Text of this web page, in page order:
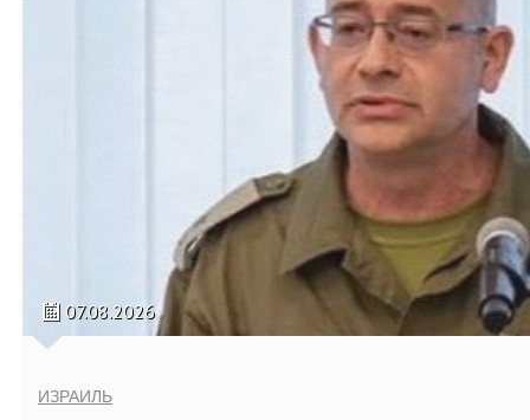
07.08.2026
ИЗРАИЛЬ